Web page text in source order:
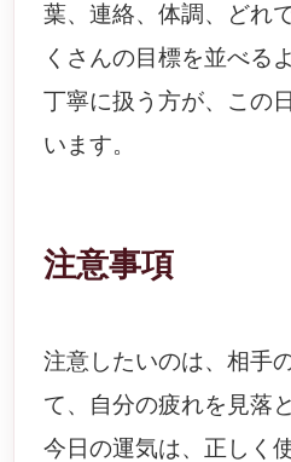
葉、連絡、体調、どれ
くさんの目標を並べる
丁寧に扱う方が、この
います。
注意事項
注意したいのは、相手
て、自分の疲れを見落
今日の運気は、正しく